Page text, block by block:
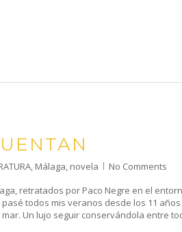
, Málaga, novela
No Comments
retratados por Paco Negre en el
todos mis veranos desde los 11
Un lujo seguir conservándola entre